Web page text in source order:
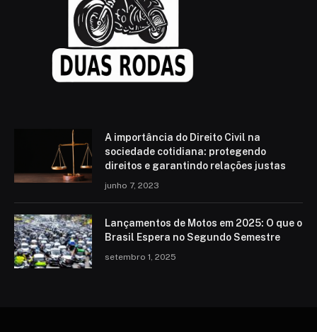
A importância do Direito Civil na
sociedade cotidiana: protegendo
direitos e garantindo relações justas
junho 7, 2023
Lançamentos de Motos em 2025: O que o
Brasil Espera no Segundo Semestre
setembro 1, 2025